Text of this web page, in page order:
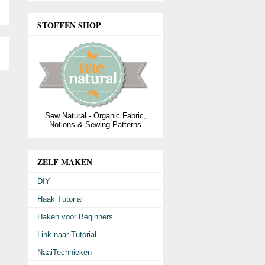
STOFFEN SHOP
Sew Natural - Organic Fabric,
Notions & Sewing Patterns
ZELF MAKEN
DIY
Haak Tutorial
Haken voor Beginners
Link naar Tutorial
NaaiTechnieken